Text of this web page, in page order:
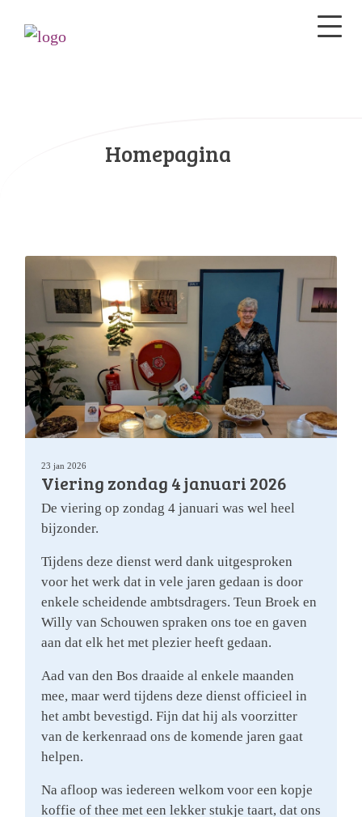
Homepagina
23 jan 2026
Viering zondag 4 januari 2026
De viering op zondag 4 januari was wel heel
bijzonder.
Tijdens deze dienst werd dank uitgesproken
voor het werk dat in vele jaren gedaan is door
enkele scheidende ambtsdragers. Teun Broek en
Willy van Schouwen spraken ons toe en gaven
aan dat elk het met plezier heeft gedaan.
Aad van den Bos draaide al enkele maanden
mee, maar werd tijdens deze dienst officieel in
het ambt bevestigd. Fijn dat hij als voorzitter
van de kerkenraad ons de komende jaren gaat
helpen.
Na afloop was iedereen welkom voor een kopje
koffie of thee met een lekker stukje taart, dat ons